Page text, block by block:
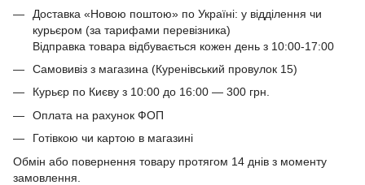
Доставка «Новою поштою» по Україні: у відділення чи
курьєром (за тарифами перевізника)
Відправка товара відбувається кожен день з 10:00-17:00
Самовивіз з магазина (Куренівський провулок 15)
Курьєр по Києву з 10:00 до 16:00 — 300 грн.
Оплата на рахунок ФОП
Готівкою чи картою в магазині
Обмін або повернення товару протягом 14 днів з моменту
замовлення.